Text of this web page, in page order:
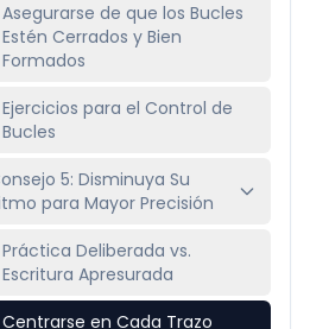
Asegurarse de que los Bucles
Estén Cerrados y Bien
Formados
Ejercicios para el Control de
Bucles
5: Disminuya Su
para Mayor Precisión
Práctica Deliberada vs.
Escritura Apresurada
Centrarse en Cada Trazo